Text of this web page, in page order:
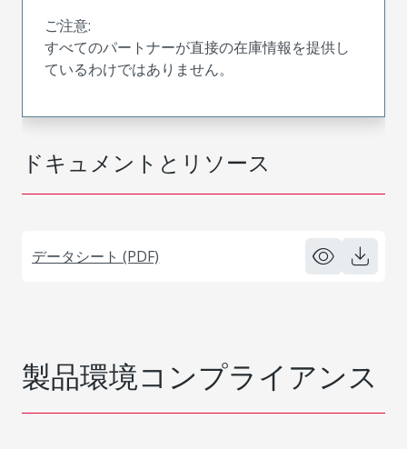
ドキュメントとリソース
データシート (PDF)
ご注意:
すべてのパートナーが直接の在庫情報を提供し
ているわけではありません。
製品環境コンプライアンス